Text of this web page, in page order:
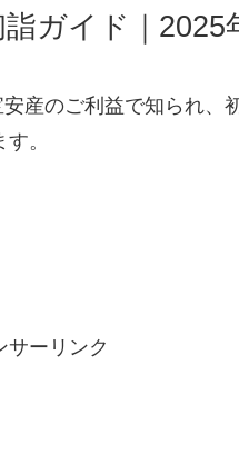
ガイド｜2025
産のご利益で知られ、
。
サーリンク